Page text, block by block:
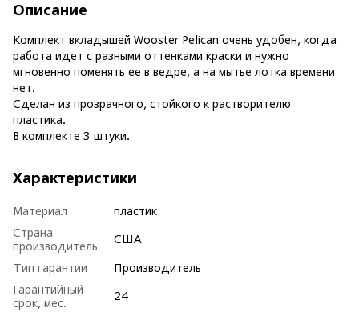
Описание
Комплект вкладышей Wooster Pelican очень удобен, когда
работа идет с разными оттенками краски и нужно
мгновенно поменять ее в ведре, а на мытье лотка времени
нет.
Сделан из прозрачного, стойкого к растворителю
пластика.
В комплекте 3 штуки.
Характеристики
Материал
пластик
Страна
производитель
США
Тип гарантии
Производитель
Гарантийный
срок, мес.
24